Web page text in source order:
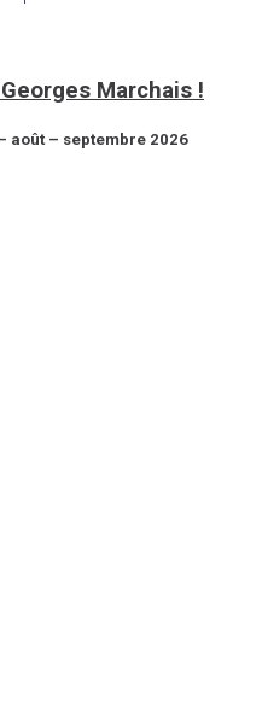
Marchais !
août – septembre 2026